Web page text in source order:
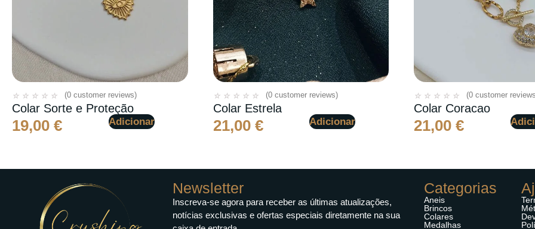
☆ ☆ ☆ ☆ ☆ (0 customer reviews)
Colar Sorte e Proteção
19,00 € Adicionar
☆ ☆ ☆ ☆ ☆ (0customer reviews)
Colar Estrela
21,00 € Adicionar
☆ ☆ ☆ ☆ ☆ (0 customer
Colar Coracao
21,00 €
Newsletter
Inscreva-se agora para receber as últimas atualizações,
notícias exclusivas e ofertas especiais diretamente na sua
Categorias
Aneis
Brincos
Colares
Medalhas